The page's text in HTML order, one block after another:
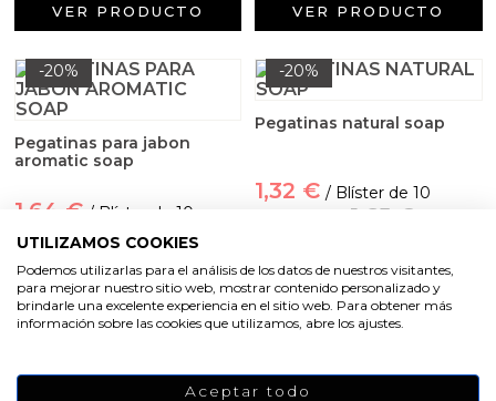
VER PRODUCTO VER PRODUCTO
-20%
Pegatinas para jabon
aromatic soap
1,64 € / Blíster de 10.
Transparente.
2,05 €
VER PRODUCTO
-20%
Pegatinas natural soap
1,32 € / Blíster de 10
1,65 €
VER PRODUCTO
Aceites y Mantecas
Aceites Esenciales
UTILIZAMOS COOKIES
Podemos utilizarlas para el análisis de los datos de nuestros visitantes,
para mejorar nuestro sitio web, mostrar contenido personalizado y
brindarle una excelente experiencia en el sitio web. Para obtener más
información sobre las cookies que utilizamos, abre los ajustes.
Aceptar todo